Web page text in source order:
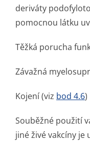
deriváty
pomocnou látku
Těžká porucha
Závažná
Kojení (viz bod 4.6)
Souběžné použití
jiné živé vakcíny